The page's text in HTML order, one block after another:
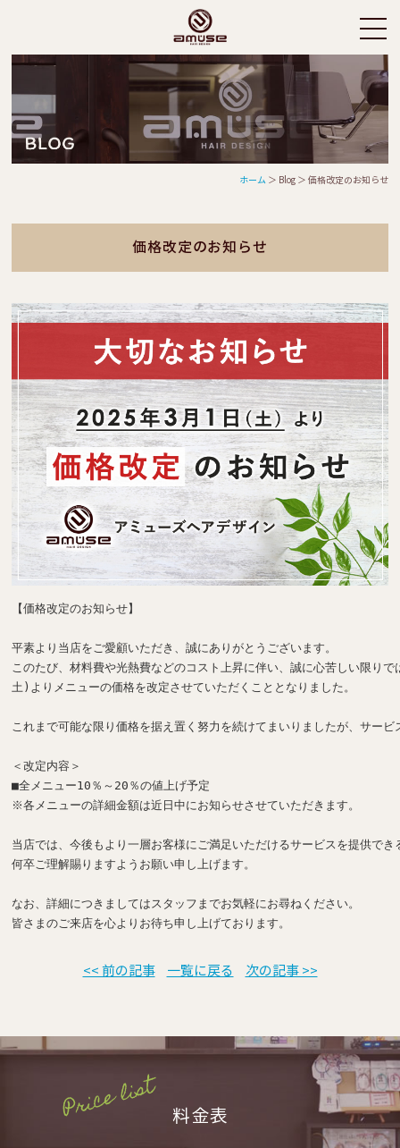
ホーム＞ Blog ＞ 価格改定のお知らせ
価格改定のお知らせ
【価格改定のお知らせ】
平素より当店をご愛顧いただき、誠にありがとうございます。
このたび、材料費や光熱費などのコスト上昇に伴い、誠に心苦しい限り
土)よりメニューの価格を改定させていただくこととなりました。
これまで可能な限り価格を据え置く努力を続けてまいりましたが、サー
＜改定内容＞
■全メニュー10％～20％の値上げ予定
※各メニューの詳細金額は近日中にお知らせさせていただきます。
当店では、今後もより一層お客様にご満足いただけるサービスを提供で
何卒ご理解賜りますようお願い申し上げます。
なお、詳細につきましてはスタッフまでお気軽にお尋ねください。
皆さまのご来店を心よりお待ち申し上げております。
<< 前の記事 一覧に戻る 次の記事 >>
料金表